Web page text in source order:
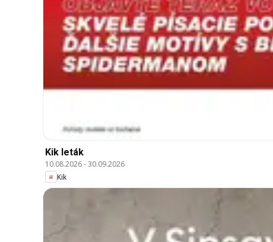
Kik leták
10.08.2026-30.09.2026
Kik